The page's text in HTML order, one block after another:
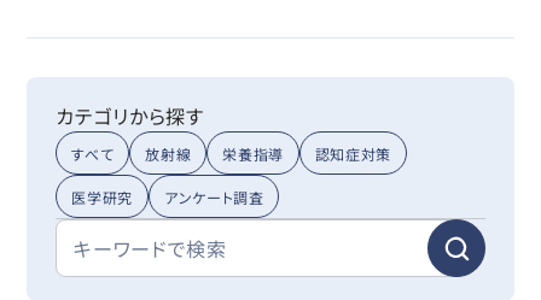
カテゴリから探す
すべて 放射線 栄養指導 認知症対策
医学研究 アンケート調査